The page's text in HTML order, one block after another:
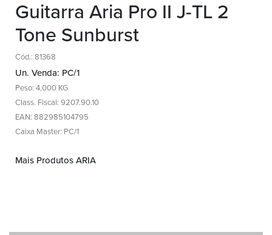
Guitarra Aria Pro II J-TL 2
Tone Sunburst
Cód.: 81368
Un. Venda: PC/1
Peso: 4,000 KG
Class. Fiscal: 9207.90.10
EAN: 882985104795
Caixa Master: PC/1
Mais Produtos ARIA